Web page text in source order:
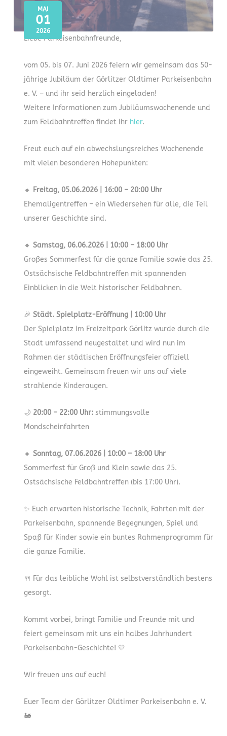
MAI
01
2026
Liebe Parkeisenbahnfreunde,
vom 05. bis 07. Juni 2026 feiern wir gemeinsam das 50-
jährige Jubiläum der Görlitzer Oldtimer Parkeisenbahn
e. V. – und ihr seid herzlich eingeladen!
Weitere Informationen zum Jubiläumswochenende und
zum Feldbahntreffen findet ihr hier.
Freut euch auf ein abwechslungsreiches Wochenende
mit vielen besonderen Höhepunkten:
🔸 Freitag, 05.06.2026 | 16:00 – 20:00 Uhr
Ehemaligentreffen – ein Wiedersehen für alle, die Teil
unserer Geschichte sind.
🔸 Samstag, 06.06.2026 | 10:00 – 18:00 Uhr
Großes Sommerfest für die ganze Familie sowie das 25.
Ostsächsische Feldbahntreffen mit spannenden
Einblicken in die Welt historischer Feldbahnen.
🎉 Städt. Spielplatz-Eröffnung | 10:00 Uhr
Der Spielplatz im Freizeitpark Görlitz wurde durch die
Stadt umfassend neugestaltet und wird nun im
Rahmen der städtischen Eröffnungsfeier offiziell
eingeweiht. Gemeinsam freuen wir uns auf viele
strahlende Kinderaugen.
🌙 20:00 – 22:00 Uhr: stimmungsvolle
Mondscheinfahrten
🔸 Sonntag, 07.06.2026 | 10:00 – 18:00 Uhr
Sommerfest für Groß und Klein sowie das 25.
Ostsächsische Feldbahntreffen (bis 17:00 Uhr).
✨ Euch erwarten historische Technik, Fahrten mit der
Parkeisenbahn, spannende Begegnungen, Spiel und
Spaß für Kinder sowie ein buntes Rahmenprogramm für
die ganze Familie.
🍴 Für das leibliche Wohl ist selbstverständlich bestens
gesorgt.
Kommt vorbei, bringt Familie und Freunde mit und
feiert gemeinsam mit uns ein halbes Jahrhundert
Parkeisenbahn-Geschichte! 💛
Wir freuen uns auf euch!
Euer Team der Görlitzer Oldtimer Parkeisenbahn e. V.
🚂